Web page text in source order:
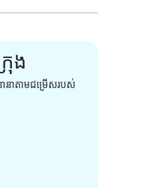
ង
នាតាមជម្រើសរបស់